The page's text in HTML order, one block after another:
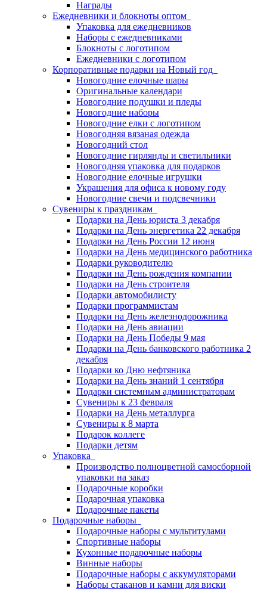
Награды
Ежедневники и блокноты оптом
Упаковка для ежедневников
Наборы с ежедневниками
Блокноты с логотипом
Ежедневники с логотипом
Корпоративные подарки на Новый год
Новогодние елочные шары
Оригинальные календари
Новогодние подушки и пледы
Новогодние наборы
Новогодние елки с логотипом
Новогодняя вязаная одежда
Новогодний стол
Новогодние гирлянды и светильники
Новогодняя упаковка для подарков
Новогодние елочные игрушки
Украшения для офиса к новому году
Новогодние свечи и подсвечники
Сувениры к праздникам
Подарки на День юриста 3 декабря
Подарки на День энергетика 22 декабря
Подарки на День России 12 июня
Подарки на День медицинского работника
Подарки руководителю
Подарки на День рождения компании
Подарки на День строителя
Подарки автомобилисту
Подарки программистам
Подарки на День железнодорожника
Подарки на День авиации
Подарки на День Победы 9 мая
Подарки на День банковского работника 2
декабря
Подарки ко Дню нефтяника
Подарки на День знаний 1 сентября
Подарки системным администраторам
Сувениры к 23 февраля
Подарки на День металлурга
Сувениры к 8 марта
Подарок коллеге
Подарки детям
Упаковка
Производство полноцветной самосборной
упаковки на заказ
Подарочные коробки
Подарочная упаковка
Подарочные пакеты
Подарочные наборы
Подарочные наборы с мультитулами
Спортивные наборы
Кухонные подарочные наборы
Винные наборы
Подарочные наборы с аккумуляторами
Наборы стаканов и камни для виски